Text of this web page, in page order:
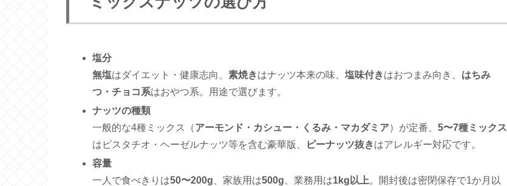
塩分
無塩はダイエット・健康志向、素焼きはナッツ本来の味、塩味付きはおつまみ向き、 はちみ
つ・チョコ系はおやつ系。用途で選びます。
ナッツの種類
一般的な4種ミックス（アーモンド・カシュー・くるみ・マカダミア）が定番、5〜7種ミックス
はピスタチオ・ヘーゼルナッツ等を含む豪華版、
ピーナッツ抜きはアレルギー対応です。
容量
一人で食べきりは50〜200g 、家族用は500g 、業務用は1kg以上。開封後は密閉保存で1か月以